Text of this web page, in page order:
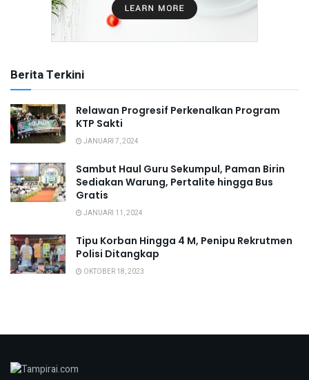
Berita Terkini
Relawan Progresif Perkenalkan Program
KTP Sakti
JANUARI 7, 2024
Sambut Haul Guru Sekumpul, Paman Birin
Sediakan Warung, Pertalite hingga Bus
Gratis
JANUARI 11, 2024
Tipu Korban Hingga 4 M, Penipu Rekrutmen
Polisi Ditangkap
OKTOBER 18, 2023